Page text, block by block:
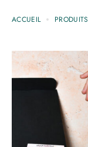
ACCUEIL PRODUITS